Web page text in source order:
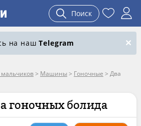
Поиск
на нашTelegram
> Машины > Гоночные > Два
гоночных болида